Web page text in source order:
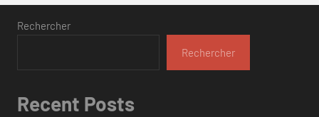
Rechercher
Rechercher
Recent Posts